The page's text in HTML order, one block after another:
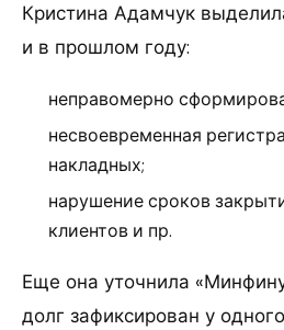
Кристина Адамчук
и в прошлом году:
неправомерно
несвоевременная
накладных;
нарушение сроков
клиентов и пр.
Еще она уточнила
долг зафиксирован у